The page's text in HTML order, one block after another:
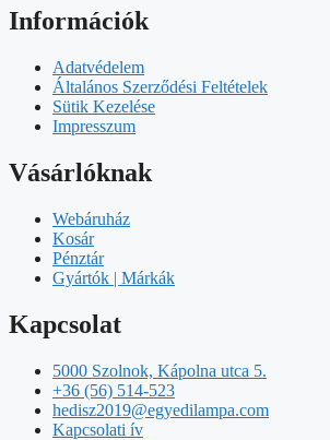
Információk
Adatvédelem
Általános Szerződési Feltételek
Sütik Kezelése
Impresszum
Vásárlóknak
Webáruház
Kosár
Pénztár
Gyártók | Márkák
Kapcsolat
5000 Szolnok, Kápolna utca 5.
+36 (56) 514-523
hedisz2019@egyedilampa.com
Kapcsolati ív